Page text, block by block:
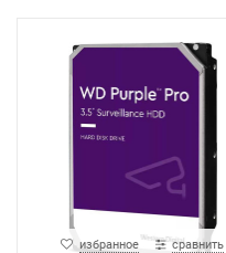
избранное сравнить